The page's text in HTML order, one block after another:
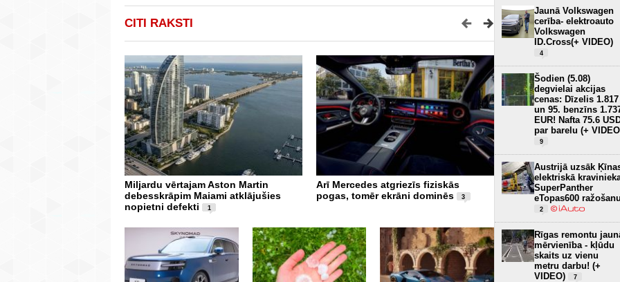
CITI RAKSTI
Miljardu vērtajam Aston Martin
debesskrāpim Maiami atklājušies
nopietni defekti
1
Arī Mercedes atgriezīs fiziskās
pogas, tomēr ekrāni dominēs
3
Tikai 12,8 kWh uz 100 km
tron būs
elektroauto (+ FOTO)
Jaunā Volkswagen
cerība- elektroauto
Volkswagen
ID.Cross(+ VIDEO)
4
Šodien (5.08)
degvielai akcijas
cenas: Dīzelis 1.817
un 95. benzīns
EUR! Nafta 75.6
par barelu (+
9
Austrijā uzsāk
elektriskā
SuperPanther
eTopas600 ražošanu
2
Rīgas remontu
mērvienība - kļūdu
skaits uz vienu
metru darbu! (+
VIDEO)
7